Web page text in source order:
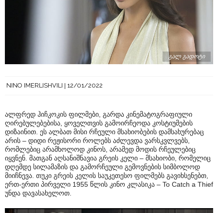
გალ გადოტი
NINO IMERLISHVILI 12/01/2022
ალფრედ ჰიჩკოკის ფილმები, გარდა კინემატოგრაფიული
ღირებულებებისა, ყოველთვის გამოირჩეოდა კოსტიუმების
დიზაინით. ეს ალბათ მისი რჩეული მსახიობების დამსახურებაც
არის – დიდი რეჟისორი როლებს აძლევდა ვარსკვლვებს,
რომლებიც არამხოლოდ კინოს, არამედ მოდის რჩეულებიც
იყვნენ. მათგან აღსანიშნავია გრეის კელი – მსახიობი, რომელიც
დღემდე სილამაზის და გამორჩეული გემოვნების სიმბოლოდ
მიიჩნევა. თუკი გრეის კელის საუკეთესო ფილმებს გავიხსენებთ,
ერთ-ერთი პირველი 1955 წლის კინო კლასიკა – To Catch a Thief
უნდა დავასახელოთ.